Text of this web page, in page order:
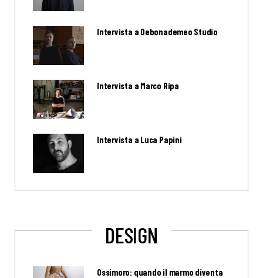
Intervista a Debonademeo Studio
Intervista a Marco Ripa
Intervista a Luca Papini
DESIGN
Ossimoro: quando il marmo diventa